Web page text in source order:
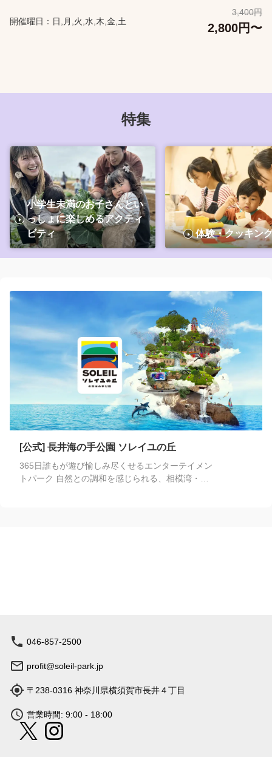
ライ定食(エビフライ２本・カキフライ２個・白身魚フライ１枚)
‐60℃横須賀凍結ビール ※運転をするかたの飲酒は
っては、お待ちいただく場合がございますので、ご了承くださ
館20：00） ※25年10月1日より月曜日・火曜日は定休日となりま
す。 ※祝日の場合は営業いたします。 レストラン利用時間：10：
00～閉店まで（ラストオーダー3～11月は17：00、12～2月は
16：00まで） ※レストラン名：Soleil フードホール リヨン 【購入
に関して】 カレンダーより来園予定日を指定して購入ください。
来園予定日当日に利用できなかった場合でも、来園予定日から365
日後までチケットは有効です。 有効期間中に食事メニュー内容が
予告なく変更になる場合がございます。その際は最新の食事メニ
ュー内容で提供させていただきますので予めご了承ください。 チ
開催曜日：日,月,火,水,木,金,土
3,400円
2,800円〜
特集
小学生未満のお子さんとい
っしょに楽しめるアクティ
ビティ
体験・クッキン
[公式] 長井海の手公園 ソレイユの丘
365日誰もが遊び愉しみ尽くせるエンターテイメン
トパーク 自然との調和を感じられる、相模湾・伊
046-857-2500
profit@soleil-park.jp
〒238-0316 神奈川県横須賀市長井４丁目
営業時間: 9:00 - 18:00